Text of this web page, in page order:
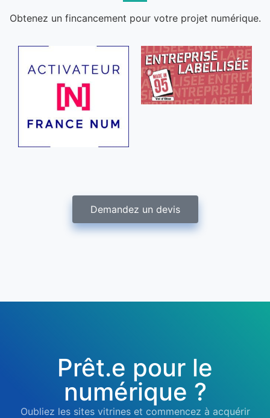
Obtenez un fincancement pour votre projet numérique.
Demandez un devis
Prêt.e pour le
numérique ?
Oubliez les sites vitrines et commencez à acquérir